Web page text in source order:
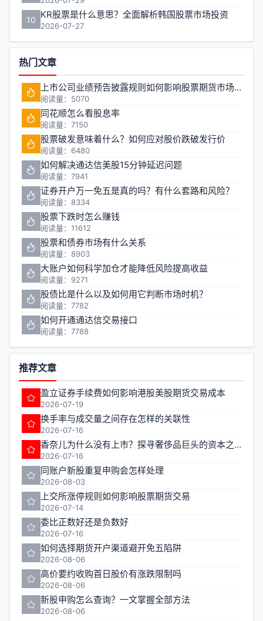
10 KR股票是什么意思？全面解析韩国股票市场投资
2026-07-27
热门文章
上市公司业绩预告披露规则如何影响股票期货市场稳定性
阅读量：5070
同花顺怎么看股息率
阅读量：7150
股票破发意味着什么？如何应对股价跌破发行价
阅读量：6480
如何解决通达信美股15分钟延迟问题
阅读量：7941
证券开户万一免五是真的吗？有什么套路和风险？
阅读量：8334
股票下跌时怎么赚钱
阅读量：11612
股票和债券市场有什么关系
阅读量：8903
大账户如何科学加仓才能降低风险提高收益
阅读量：9271
股债比是什么以及如何用它判断市场时机？
阅读量：7782
如何开通通达信交易接口
阅读量：7788
推荐文章
盈立证券手续费如何影响港股美股期货交易成本
2026-07-19
换手率与成交量之间存在怎样的关联性
2026-07-16
香奈儿为什么没有上市？探寻奢侈品巨头的资本之路
2026-07-16
同账户新股重复申购会怎样处理
2026-08-03
上交所涨停规则如何影响股票期货交易
2026-07-14
委比正数好还是负数好
2026-07-16
如何选择期货开户渠道避开免五陷阱
2026-08-06
高价要约收购首日股价有涨跌限制吗
2026-08-06
新股申购怎么查询？一文掌握全部方法
2026-08-06